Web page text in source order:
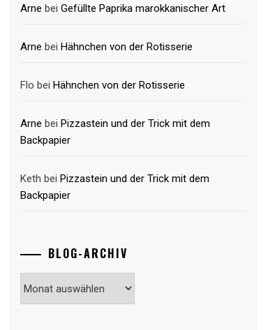
Arne beiGefüllte Paprika marokkanischer Art
Arne beiHähnchen von der Rotisserie
Flo beiHähnchen von der Rotisserie
Arne beiPizzastein und der Trick mit dem
Backpapier
Keth beiPizzastein und der Trick mit dem
Backpapier
BLOG-ARCHIV